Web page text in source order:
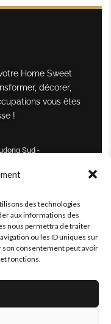
des technologies
aux informations des
nous permettra de traiter
ou les ID uniques sur
son consentement peut avoir
fonctions.
Home Sweet
décorer,
vous êtes
!
Sud -